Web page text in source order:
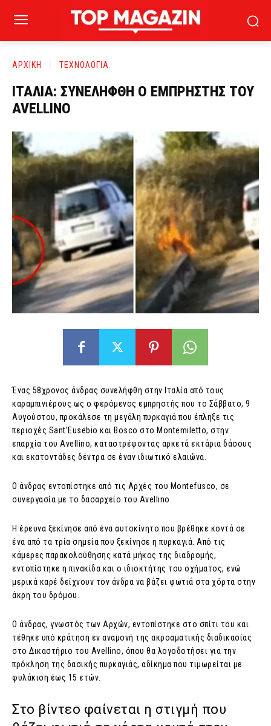
ΑΡΧΙΚΗ ΤΕΧΝΟΛΟΓΙΑ
ΙΤΑΛΙΑ: ΣΥΝΕΛΗΦΘΗ Ο ΕΜΠΡΗΣΤΗΣ ΤΟΥ
AVELLINO
Ένας 58χρονος άνδρας συνελήφθη στην Ιταλία από τους
καραμπινιέρους ως ο φερόμενος εμπρηστής που το Σάββατο, 9
Αυγούστου, προκάλεσε τη μεγάλη πυρκαγιά που έπληξε τις
περιοχές Sant’Eusebio και Bosco στο Montemiletto, στην
επαρχία του Avellino, καταστρέφοντας αρκετά εκτάρια δάσους
και εκατοντάδες δέντρα σε έναν ιδιωτικό ελαιώνα.
Ο άνδρας εντοπίστηκε από τις Αρχές του Montefusco, σε
συνεργασία με το δασαρχείο του Avellino.
Η έρευνα ξεκίνησε από ένα αυτοκίνητο που βρέθηκε κοντά σε
ένα από τα τρία σημεία που ξεκίνησε η πυρκαγιά. Από τις
κάμερες παρακολούθησης κατά μήκος της διαδρομής,
εντοπίστηκε η πινακίδα και ο ιδιοκτήτης του οχήματος, ενώ
μερικά καρέ δείχνουν τον άνδρα να βάζει φωτιά στα χόρτα στην
άκρη του δρόμου.
Ο άνδρας, γνωστός των Αρχών, εντοπίστηκε στο σπίτι του και
τέθηκε υπό κράτηση εν αναμονή της ακροαματικής διαδικασίας
στο Δικαστήριο του Avellino, όπου θα λογοδοτήσει για την
πρόκληση της δασικής πυρκαγιάς, αδίκημα που τιμωρείται με
φυλάκιση έως 15 ετών.
Στο βίντεο φαίνεται η στιγμή που